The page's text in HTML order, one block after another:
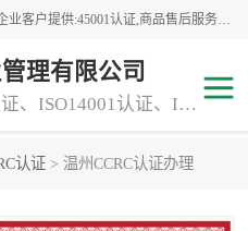
杭州贝安企业管理有限公司竭诚为广大企业客户提供:45001认证,商品售后服务认证,CE认证,知识产权体系认证,iso体系认证等服务,公司提供一条认证服务,方便快捷.
理有限公司
主营：ISO9001认证、ISO14001认证、ISO认证、ISO22000认证、ISO/TS16949认证,FSC森林认证
认证 > 温州CCRC认证办理